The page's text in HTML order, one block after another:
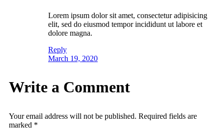
Lorem ipsum dolor sit amet, consectetur adipisicing
elit, sed do eiusmod tempor incididunt ut labore et
dolore magna.
Reply
March 19, 2020
Write a Comment
Your email address will not be published. Required fields are
marked *